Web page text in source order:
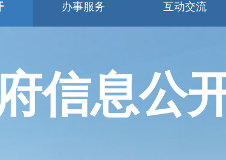
办事服务 互动交流
信息公